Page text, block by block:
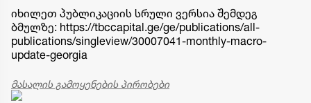
იხილეთ პუბლიკაციის სრული ვერსია შემდეგ
ბმულზე: https://tbccapital.ge/ge/publications/all-
publications/singleview/30007041-monthly-macro-
update-georgia
მასალის გამოყენების პირობები